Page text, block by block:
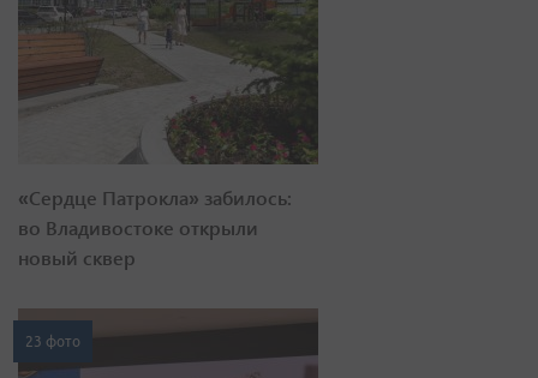
«Сердце Патрокла» забилось:
во Владивостоке открыли
новый сквер
23 фото